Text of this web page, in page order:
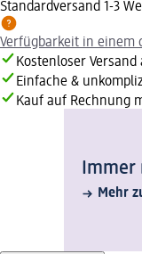
Standardversand 1-3
Verfügbarkeit in einem
Kostenloser
Einfache &
Kauf auf Rechnung
Mehr